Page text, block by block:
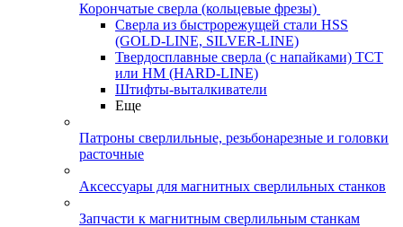
Корончатые сверла (кольцевые фрезы)
Сверла из быстрорежущей стали HSS
(GOLD-LINE, SILVER-LINE)
Твердосплавные сверла (с напайками) ТСТ
или HM (HARD-LINE)
Штифты-выталкиватели
Еще
Патроны сверлильные, резьбонарезные и головки
расточные
Аксессуары для магнитных сверлильных станков
Запчасти к магнитным сверлильным станкам